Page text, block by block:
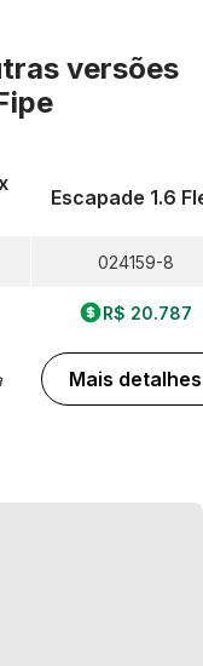
versões
Escapade 1.6
024159-8
R$ 20.787
Mais detalhes